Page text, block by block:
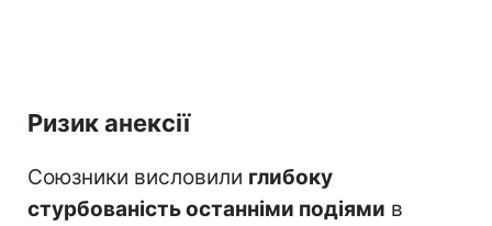
Ризик анексії
Союзники висловили глибоку
стурбованість останніми подіями в